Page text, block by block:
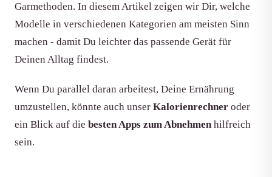
Garmethoden. In diesem Artikel zeigen wir Dir, welche
Modelle in verschiedenen Kategorien am meisten Sinn
machen - damit Du leichter das passende Gerät für
Deinen Alltag findest.
Wenn Du parallel daran arbeitest, Deine Ernährung
umzustellen, könnte auch unser Kalorienrechner oder
ein Blick auf die besten Apps zum Abnehmenhilfreich
sein.